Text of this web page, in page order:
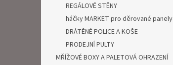
REGÁLOVÉ STĚNY
háčky MARKET pro děrované panely
DRÁTĚNÉ POLICE A KOŠE
PRODEJNÍ PULTY
MŘÍŽOVÉ BOXY A PALETOVÁ OHRAZENÍ